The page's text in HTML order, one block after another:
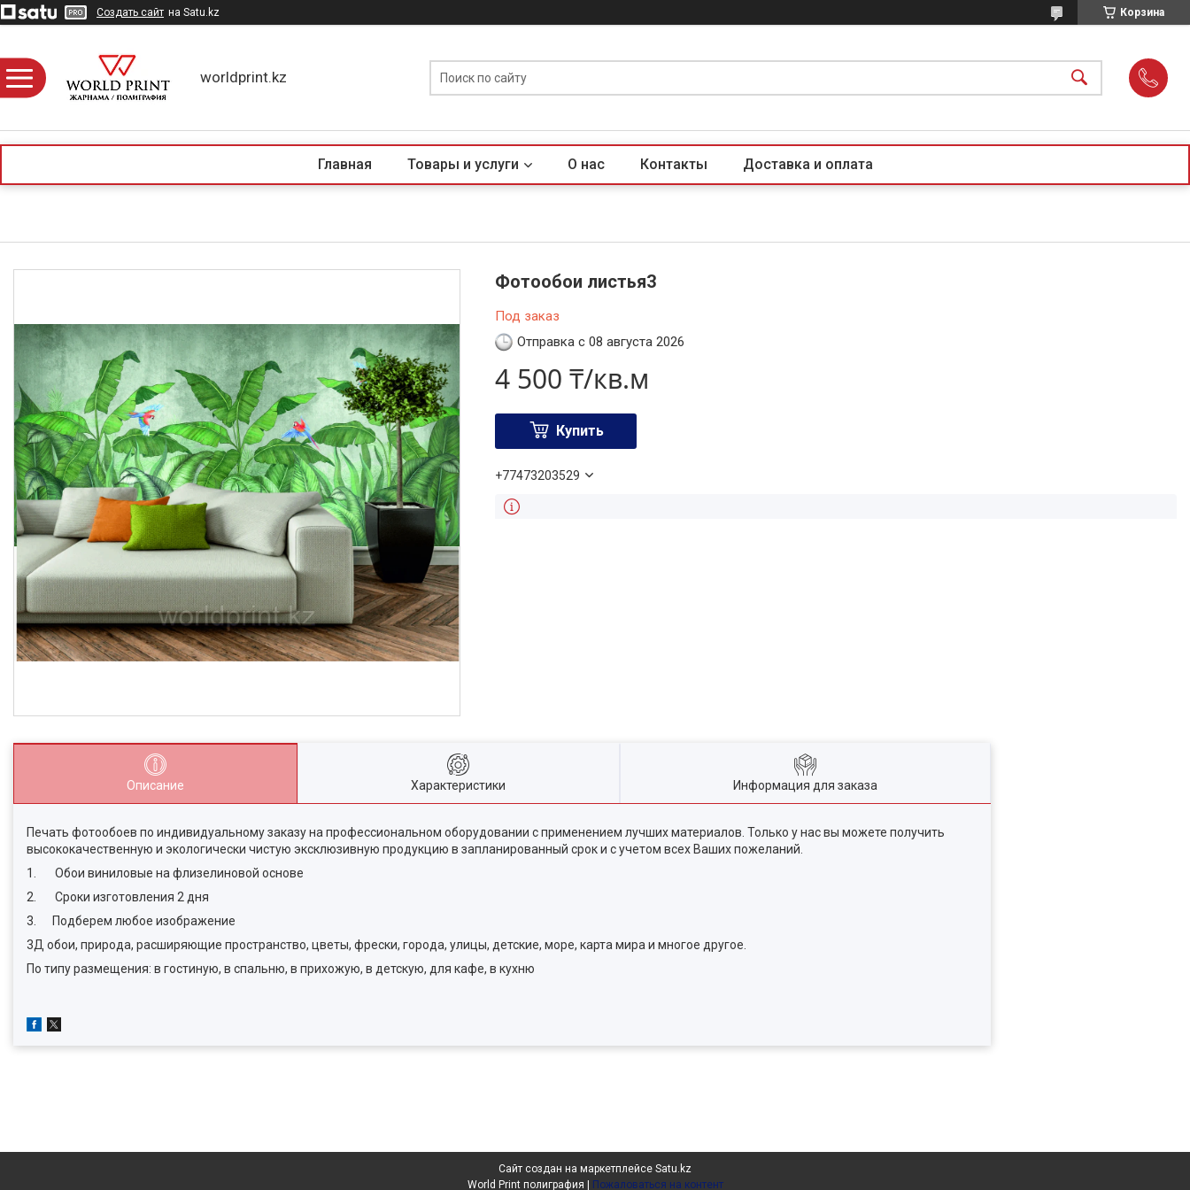
Создать сайт на Satu.kz Корзина
worldprint.kz
Главная Товары и услуги О нас Контакты Доставка и оплата
Фотообои листья3
Под заказ
Отправка с 08 августа 2026
4 500 ₸/кв.м
Купить
+77473203529
Описание Характеристики Информация для заказа
Печать фотообоев по индивидуальному заказу на профессиональном оборудовании с применением лучших материалов. Только у нас вы можете получить
высококачественную и экологически чистую эксклюзивную продукцию в запланированный срок и с учетом всех Ваших пожеланий.
1. Обои виниловые на флизелиновой основе
2. Сроки изготовления 2 дня
3. Подберем любое изображение
3Д обои, природа, расширяющие пространство, цветы, фрески, города, улицы, детские, море, карта мира и многое другое.
По типу размещения: в гостиную, в спальню, в прихожую, в детскую, для кафе, в кухню
Сайт создан на маркетплейсе Satu.kz
Пожаловаться на контент